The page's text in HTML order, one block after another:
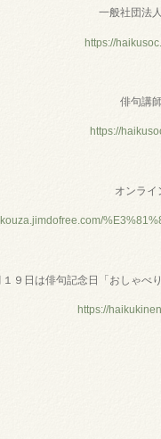
一般社団法
https://
俳句講
https://
オンライ
９日は俳句記念日「おしゃべり
https://